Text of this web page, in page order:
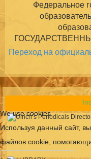
Федеральное
Переход на
We use cookies
Используя данный сайт,
файлов cookie,